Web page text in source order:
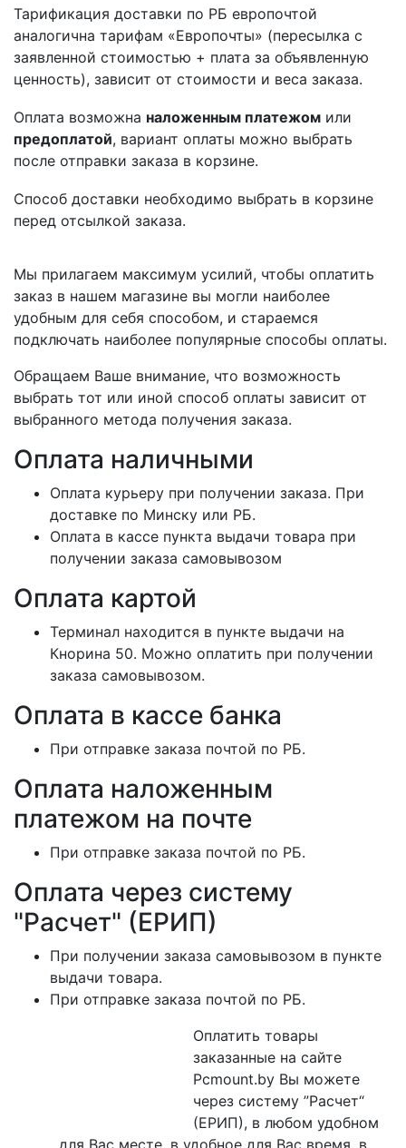
Тарификация доставки по РБ европочтой
аналогична тарифам «Европочты» (пересылка с
заявленной стоимостью + плата за объявленную
ценность), зависит от стоимости и веса заказа.
Оплата возможна наложенным платежом или
предоплатой, вариант оплаты можно выбрать
после отправки заказа в корзине.
Способ доставки необходимо выбрать в корзине
перед отсылкой заказа.
Мы прилагаем максимум усилий, чтобы оплатить
заказ в нашем магазине вы могли наиболее
удобным для себя способом, и стараемся
подключать наиболее популярные способы оплаты.
Обращаем Ваше внимание, что возможность
выбрать тот или иной способ оплаты зависит от
выбранного метода получения заказа.
Оплата наличными
Оплата курьеру при получении заказа. При
доставке по Минску или РБ.
Оплата в кассе пункта выдачи товара при
получении заказа самовывозом
Оплата картой
Терминал находится в пункте выдачи на
Кнорина 50. Можно оплатить при получении
заказа самовывозом.
Оплата в кассе банка
При отправке заказа почтой по РБ.
Оплата наложенным
платежом на почте
При отправке заказа почтой по РБ.
Оплата через систему
"Расчет" (ЕРИП)
При получении заказа самовывозом в пункте
выдачи товара.
При отправке заказа почтой по РБ.
Оплатить товары
заказанные на сайте
Pcmount.by Вы можете
через систему ”Расчет“
(ЕРИП), в любом удобном